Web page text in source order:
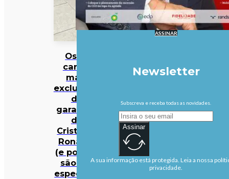
Os 10
carros
mais
exclusivos
da
garagem
de
Cristiano
Ronaldo
(e porque
são tão
especiais)
ASSINAR
Newsletter
Subscreva e receba todas as novidades.
Assinar
A sua informação está protegida. Leia a nossa
privacidade.